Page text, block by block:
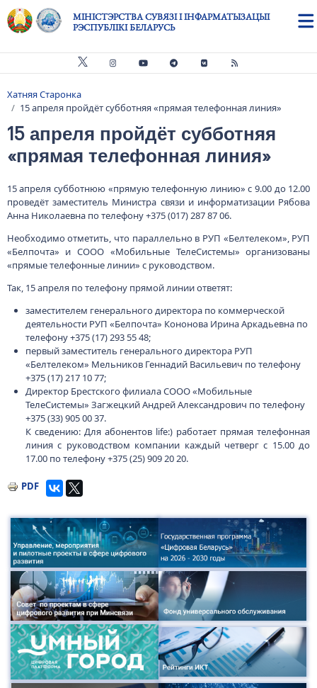
Skip to main content
МІНІСТЭРСТВА СУВЯЗІ І ІНФАРМАТЫЗАЦЫІ
РЭСПУБЛІКІ БЕЛАРУСЬ
Breadcrumb
Хатняя Старонка
15 апреля пройдёт субботняя «прямая телефонная линия»
15 апреля пройдёт субботняя
«прямая телефонная линия»
15 апреля субботнюю «прямую телефонную линию» с 9.00 до 12.00
проведёт заместитель Министра связи и информатизации Рябова
Анна Николаевна по телефону +375 (017) 287 87 06.
Необходимо отметить, что параллельно в РУП «Белтелеком», РУП
«Белпочта» и СООО «Мобильные ТелеСистемы» организованы
«прямые телефонные линии» с руководством.
Так, 15 апреля по телефону прямой линии ответят:
заместителем генерального директора по коммерческой
деятельности РУП «Белпочта» Кононова Ирина Аркадьевна по
телефону +375 (17) 293 55 48;
первый заместитель генерального директора РУП
«Белтелеком» Мельников Геннадий Васильевич по телефону
+375 (17) 217 10 77;
Директор Брестского филиала СООО «Мобильные
ТелеСистемы» Загжецкий Андрей Александрович по телефону
+375 (33) 905 00 37.
К сведению: Для абонентов life:) работает прямая телефонная
линия с руководством компании каждый четверг с 15.00 до
17.00 по телефону +375 (25) 909 20 20.
PDF